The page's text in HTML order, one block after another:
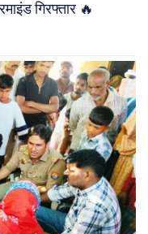
गिरफ्तार 🔥